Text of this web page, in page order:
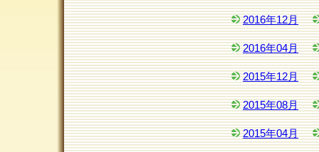
2016年12月
2016年04月
2015年12月
2015年08月
2015年04月